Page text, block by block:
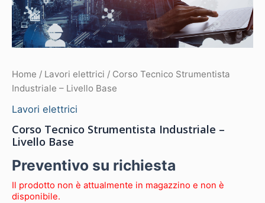
Home / Lavori elettrici / Corso Tecnico Strumentista
Industriale – Livello Base
Lavori elettrici
Corso Tecnico Strumentista Industriale –
Livello Base
Preventivo su richiesta
Il prodotto non è attualmente in magazzino e non è
disponibile.